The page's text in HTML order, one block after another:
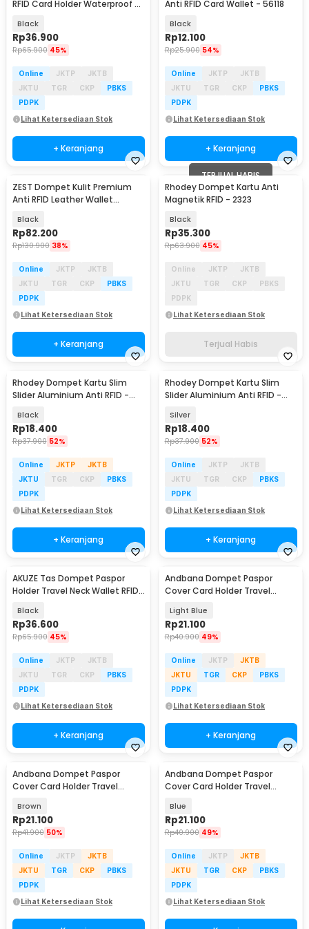
RFID Card Holder Waterproof -
Black
Rp36.900
Rp65.900 45%
Online JKTP
JKTB
JKTU
TGR CKP
PBKS
PDPK
Lihat Ketersediaan Stok
+ Keranjang
Anti RFID Card Wallet - 56118
Black
Rp12.100
Rp25.900 54%
Online JKTP
JKTB
JKTU
TGR CKP
PBKS
PDPK
Lihat Ketersediaan Stok
+ Keranjang
ZEST Dompet Kulit Premium
Anti RFID Leather Wallet
Black
Rp82.200
Rp130.900 38%
Online JKTP
JKTB
JKTU
TGR CKP
PBKS
PDPK
Lihat Ketersediaan Stok
+ Keranjang
TERJUAL HABIS
Rhodey Dompet Kartu Anti
Magnetik RFID - 2323
Black
Rp35.300
Rp63.900 45%
Online JKTP
JKTB
JKTU
TGR CKP
PBKS
PDPK
Lihat Ketersediaan Stok
Terjual Habis
Rhodey Dompet Kartu Slim
Slider Aluminium Anti RFID -
Black
Rp18.400
Rp37.900 52%
Online JKTP
JKTB
JKTU
TGR CKP
PBKS
PDPK
Lihat Ketersediaan Stok
+ Keranjang
Rhodey Dompet Kartu Slim
Slider Aluminium Anti RFID -
Silver
Rp18.400
Rp37.900 52%
Online JKTP
JKTB
JKTU
TGR CKP
PBKS
PDPK
Lihat Ketersediaan Stok
+ Keranjang
AKUZE Tas Dompet Paspor
Holder Travel Neck Wallet RFID
Black
Rp36.600
Rp65.900 45%
Online JKTP
JKTB
JKTU
TGR CKP
PBKS
PDPK
Lihat Ketersediaan Stok
+ Keranjang
Andbana Dompet Paspor
Cover Card Holder Travel
Light Blue
Rp21.100
Rp40.900 49%
Online JKTP
JKTB
JKTU
TGR CKP
PBKS
PDPK
Lihat Ketersediaan Stok
+ Keranjang
Andbana Dompet Paspor
Cover Card Holder Travel
Brown
Rp21.100
Rp41.900 50%
Online JKTP
JKTB
JKTU
TGR CKP
PBKS
PDPK
Lihat Ketersediaan Stok
Andbana Dompet Paspor
Cover Card Holder Travel
Blue
Rp21.100
Rp40.900 49%
Online JKTP
JKTB
JKTU
TGR CKP
PBKS
PDPK
Lihat Ketersediaan Stok